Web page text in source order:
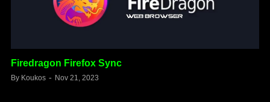
Firedragon Firefox Sync
ByKoukos Nov 21, 2023